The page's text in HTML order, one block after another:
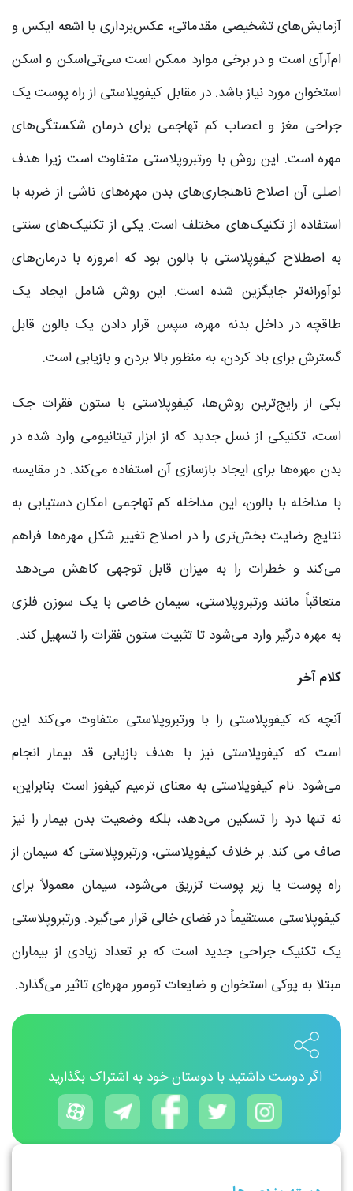
آزمایش‌های تشخیصی مقدماتی، عکس‌برداری با اشعه ایکس و
ام‌آر‌آی است و در برخی موارد ممکن است سی‌تی‌اسکن و اسکن
استخوان مورد نیاز باشد. در مقابل کیفوپلاستی از راه پوست یک
جراحی مغز و اعصاب کم تهاجمی برای درمان شکستگی‌های
مهره است. این روش با ورتبروپلاستی متفاوت است زیرا هدف
اصلی آن اصلاح ناهنجاری‌های بدن مهره‌های ناشی از ضربه با
استفاده از تکنیک‌های مختلف است. یکی از تکنیک‌های سنتی
به اصطلاح کیفوپلاستی با بالون بود که امروزه با درمان‌های
نوآورانه‌تر جایگزین شده است. این روش شامل ایجاد یک
طاقچه در داخل بدنه مهره، سپس قرار دادن یک بالون قابل
گسترش برای باد کردن، به منظور بالا بردن و بازیابی است.
یکی از رایج‌ترین روش‌ها، کیفوپلاستی با ستون فقرات جک
است، تکنیکی از نسل جدید که از ابزار تیتانیومی وارد شده در
بدن مهره‌ها برای ایجاد بازسازی آن استفاده می‌کند. در مقایسه
با مداخله با بالون، این مداخله کم تهاجمی امکان دستیابی به
نتایج رضایت بخش‌تری را در اصلاح تغییر شکل مهره‌ها فراهم
می‌کند و خطرات را به میزان قابل توجهی کاهش می‌دهد.
متعاقباً مانند ورتبروپلاستی، سیمان خاصی با یک سوزن فلزی
به مهره درگیر وارد می‌شود تا تثبیت ستون فقرات را تسهیل کند.
کلام آخر
آنچه که کیفوپلاستی را با ورتبروپلاستی متفاوت می‌کند این
است که کیفوپلاستی نیز با هدف بازیابی قد بیمار انجام
می‌شود. نام کیفوپلاستی به معنای ترمیم کیفوز است. بنابراین،
نه تنها درد را تسکین می‌دهد، بلکه وضعیت بدن بیمار را نیز
صاف می کند. بر خلاف کیفوپلاستی، ورتبروپلاستی که سیمان از
راه پوست یا زیر پوست تزریق می‌شود، سیمان معمولاً برای
کیفوپلاستی مستقیماً در فضای خالی قرار می‌گیرد. ورتبروپلاستی
یک تکنیک جراحی جدید است که بر تعداد زیادی از بیماران
مبتلا به پوکی استخوان و ضایعات تومور مهره‌ای تاثیر می‌گذارد.
اگر دوست داشتید با دوستان خود به اشتراک بگذارید